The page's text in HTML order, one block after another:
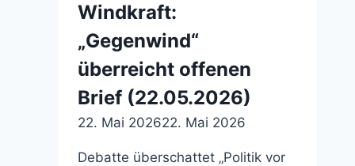
Windkraft:
„Gegenwind“
überreicht offenen
Brief (22.05.2026)
22. Mai 202622. Mai 2026
Debatte überschattet „Politik vor